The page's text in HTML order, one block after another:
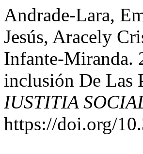
Andrade-Lara,
Jesús, Aracely
Infante-Miranda.
inclusión De Las
IUSTITIA
https://doi.org/